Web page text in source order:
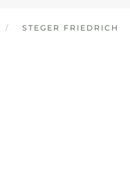
STEGER FRIEDRICH